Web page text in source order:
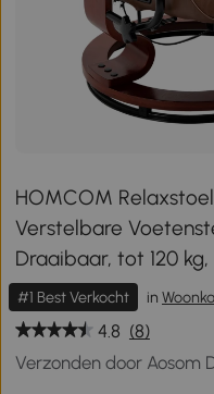
HOMCOM
Verstelbare
Draaibaar, tot 120 kg,
#1 Best Verkocht in
4.8 (8)
Verzonden door Aosom